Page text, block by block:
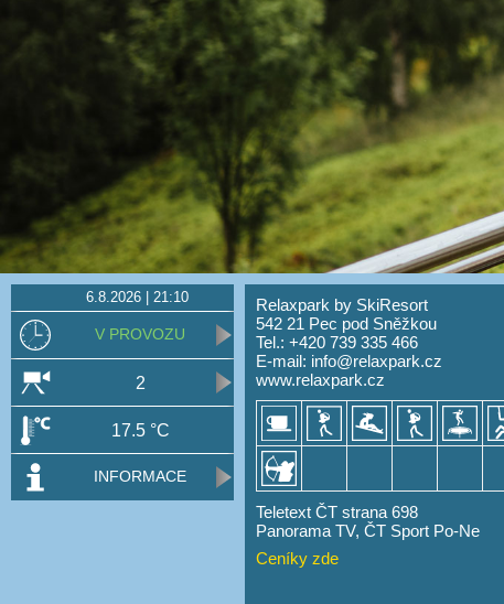
Relaxpark by SkiResort
542 21 Pec pod Sněžkou
Tel.: +420 739 335 466
E-mail: info@relaxpark.cz
www.relaxpark.cz
Teletext ČT strana 698
Panorama TV, ČT Sport Po-Ne
Ceníky zde
6.8.2026 | 21:10
V PROVOZU
2
17.5 °C
INFORMACE